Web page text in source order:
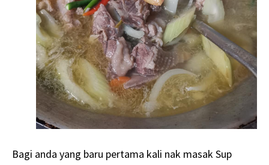
Bagi anda yang baru pertama kali nak masak Sup